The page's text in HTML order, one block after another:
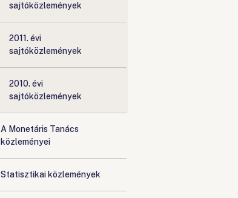
sajtóközlemények
2011. évi
sajtóközlemények
2010. évi
sajtóközlemények
A Monetáris Tanács
közleményei
Statisztikai közlemények